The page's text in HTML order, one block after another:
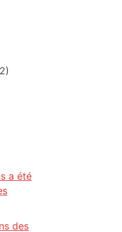
a été
des